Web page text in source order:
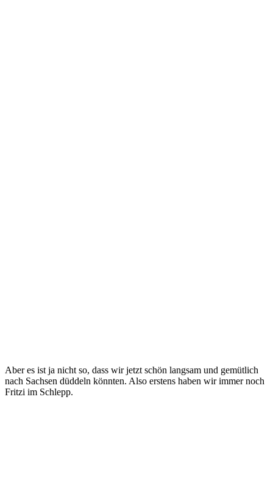
Aber es ist ja nicht so, dass wir jetzt schön langsam und gemütlich
nach Sachsen düddeln könnten. Also erstens haben wir immer noch
Fritzi im Schlepp.